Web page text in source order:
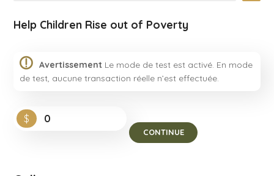
Help Children Rise out of Poverty
AvertissementLe mode de test est activé. En mode
de test, aucune transaction réelle n’est effectuée.
$ 0
CONTINUE